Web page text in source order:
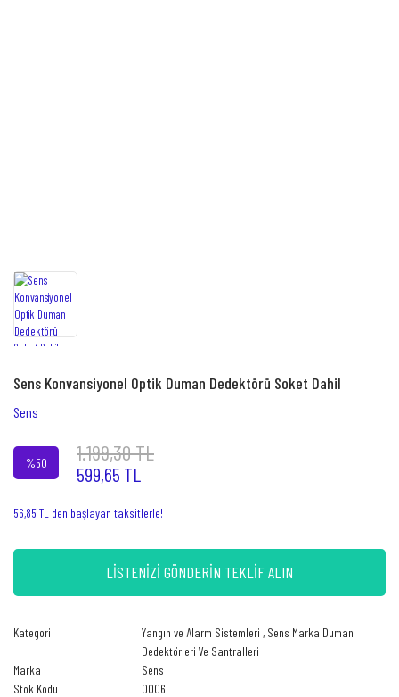
Sens Konvansiyonel Optik Duman Dedektörü Soket Dahil
Sens
%50 1.199,30 TL
599,65 TL
56,85 TL den başlayan taksitlerle!
LİSTENİZİ GÖNDERİN TEKLİF ALIN
Kategori Yangın ve Alarm Sistemleri , Sens Marka Duman
Dedektörleri Ve Santralleri
Marka
Sens
Stok Kodu
0006